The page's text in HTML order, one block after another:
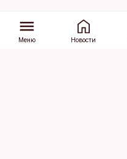
Меню Новости